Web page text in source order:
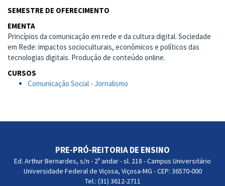
SEMESTRE DE OFERECIMENTO
EMENTA
Princípios da comunicação em rede e da cultura digital. Sociedade
em Rede: impactos socioculturais, econômicos e políticos das
tecnologias digitais. Produção de conteúdo online.
CURSOS
Comunicação Social - Jornalismo
PRE-PRÓ-REITORIA DE ENSINO
Ed. Arthur Bernardes, s/n - 2º andar - sl. 218 - Campus Universitário
Universidade Federal de Viçosa, Viçosa-MG - CEP: 36570-000
Tel.: (31) 3612-2711